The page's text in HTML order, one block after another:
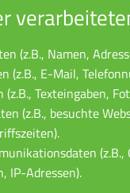
(z.B., Namen,
(z.B., E-Mail,
Texteingaben,
(z.B., besuchte
(z.B.,
IP-Adressen).